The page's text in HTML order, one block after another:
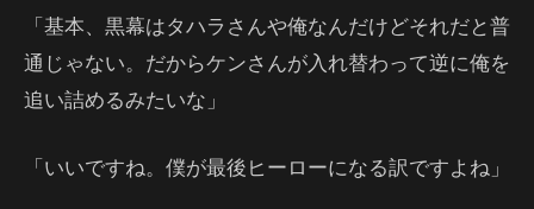
「基本、黒幕はタハラさんや俺なんだけどそれだと普
通じゃない。だからケンさんが入れ替わって逆に俺を
追い詰めるみたいな」
「いいですね。僕が最後ヒーローになる訳ですよね」